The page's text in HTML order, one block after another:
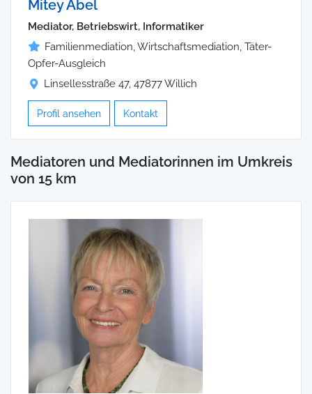
Mitey Abel
Mediator, Betriebswirt, Informatiker
Familienmediation, Wirtschaftsmediation, Täter-
Opfer-Ausgleich
Linsellesstraße 47, 47877 Willich
Profil ansehen Kontakt
Mediatoren und Mediatorinnen im Umkreis
von 15 km